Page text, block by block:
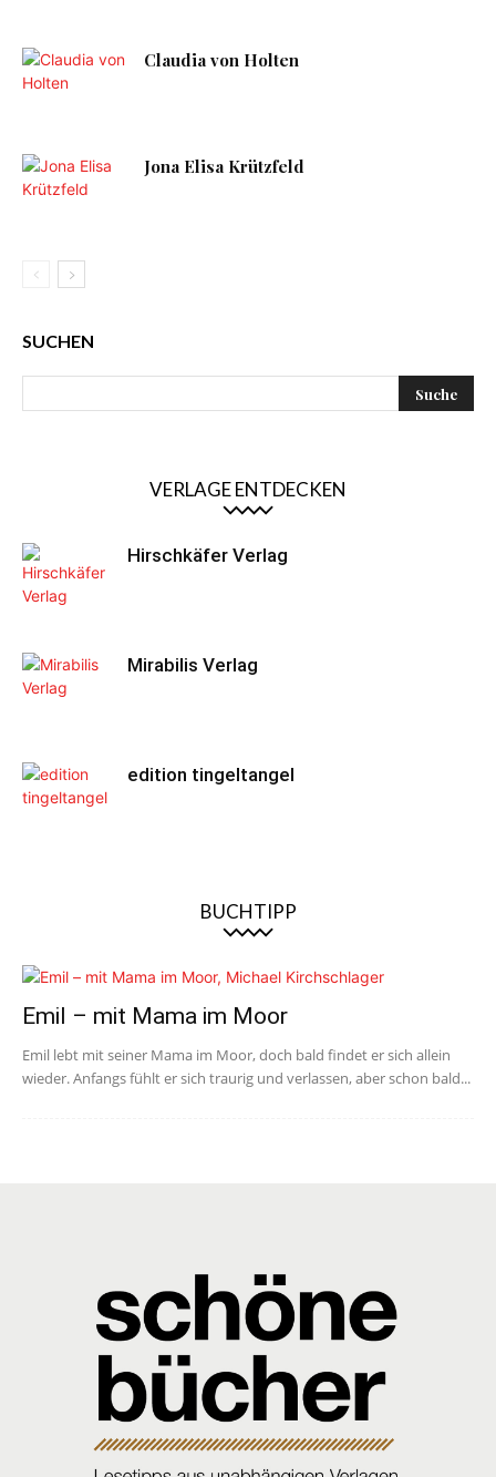
Claudia von Holten
Jona Elisa Krützfeld
SUCHEN
VERLAGE ENTDECKEN
Hirschkäfer Verlag
Mirabilis Verlag
edition tingeltangel
BUCHTIPP
Emil – mit Mama im Moor
Emil lebt mit seiner Mama im Moor, doch bald findet er sich allein
wieder. Anfangs fühlt er sich traurig und verlassen, aber schon bald...